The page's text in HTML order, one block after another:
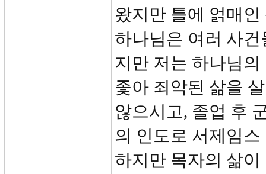
왔지만 틀에 얽매
하나님은 여러 사
지만 저는 하나님
좇아 죄악된 삶을
않으시고, 졸업 후
의 인도로 서제임
하지만 목자의 삶